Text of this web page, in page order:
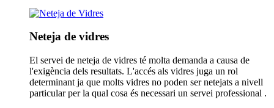
Neteja de vidres
El servei de neteja de vidres té molta demanda a causa de
l'exigència dels resultats. L'accés als vidres juga un rol
determinant ja que molts vidres no poden ser netejats a nivell
particular per la qual cosa és necessari un servei professional .